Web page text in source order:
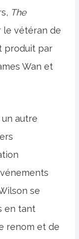
The
le vétéran de
produit par
Wan et
autre
se
en tant
renom et de